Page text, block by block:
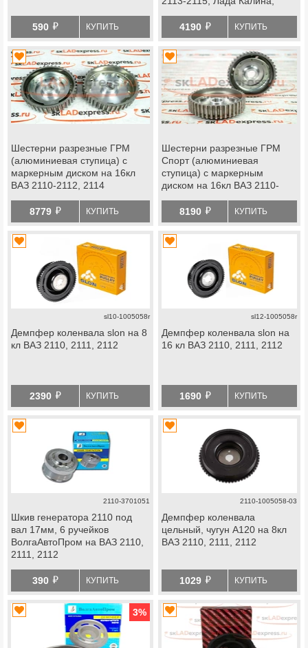
590 й КУПИТЬ
4190 й КУПИТЬ
Шестерни разрезные ГРМ
(алюминиевая ступица) с
маркерным диском на 16кл
ВАЗ 2110-2112, 2114
8779 й КУПИТЬ
Шестерни разрезные ГРМ
Спорт (алюминиевая
ступица) с маркерным
диском на 16кл ВАЗ 2110-
8190 й КУПИТЬ
sl10-1005058r
Демпфер коленвала slon на 8
кл ВАЗ 2110, 2111, 2112
2390 й КУПИТЬ
sl12-1005058r
Демпфер коленвала slon на
16 кл ВАЗ 2110, 2111, 2112
1690 й КУПИТЬ
2110-3701051
Шкив генератора 2110 под
вал 17мм, 6 ручейков
ВолгаАвтоПром на ВАЗ 2110,
2111, 2112
390 й КУПИТЬ
2110-1005058-03
Демпфер коленвала
цельный, чугун А120 на 8кл
ВАЗ 2110, 2111, 2112
1029 й КУПИТЬ
3%